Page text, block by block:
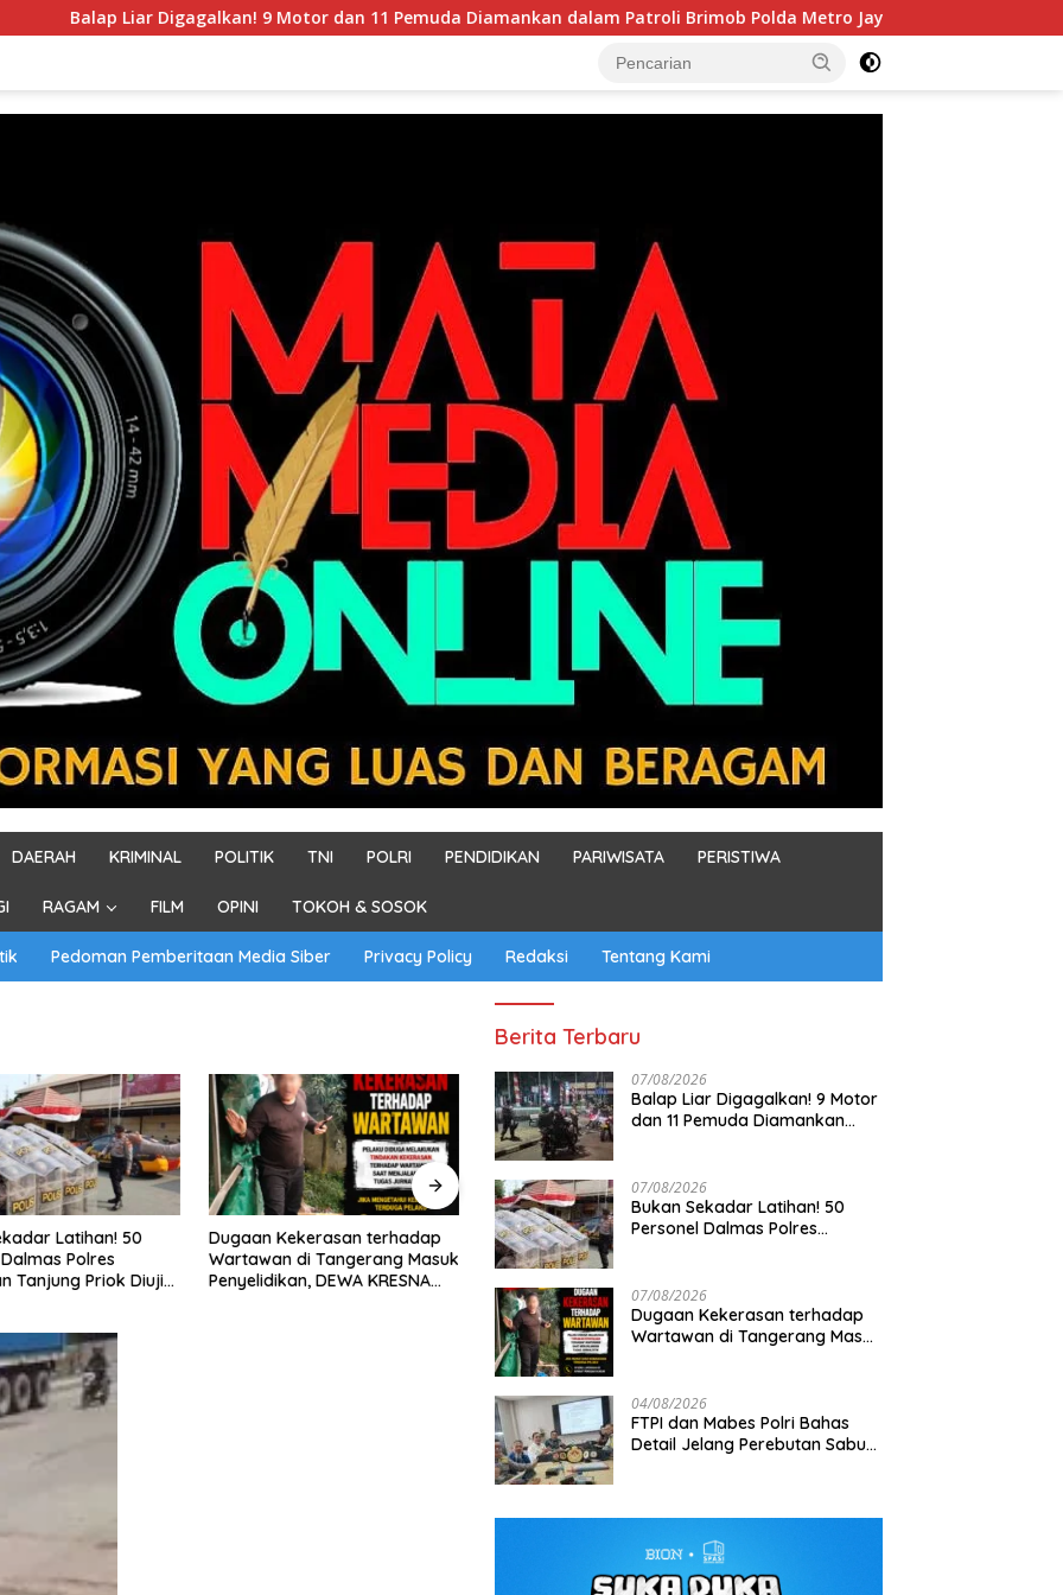
Liar Digagalkan! 9 Motor dan 11 Pemuda Diamankan dalam Patroli Brimob Polda Metro Jaya Bukan Sekadar Latihan!
DAERAH KRIMINAL POLITIK TNI POLRI PENDIDIKAN PARIWISATA PERISTIWA
RAGAM FILM OPINI TOKOH & SOSOK
Pedoman Pemberitaan Media Siber Privacy Policy Redaksi Tentang Kami
terhadap
di Tangerang Masuk
DEWA KRESNA
FTPI dan Mabes Polri Bahas
Detail Jelang Perebutan Sabuk
Emas Kapolri 2026
Tim Patroli Perintis Polda Metro
Jaya Amankan 3 Pemuda di
Diduga Terkait Kejahatan
Jalanan
Tak Bisa Ditembus Kendaraan,
Berita Terbaru
07/08/2026
Balap Liar Digagalkan! 9 Motor
dan 11 Pemuda Diamankan
07/08/2026
Bukan Sekadar Latihan! 50
Personel Dalmas Polres
07/08/2026
Dugaan Kekerasan terhadap
Wartawan di Tangerang Masuk
04/08/2026
FTPI dan Mabes Polri Bahas
Detail Jelang Perebutan Sabuk